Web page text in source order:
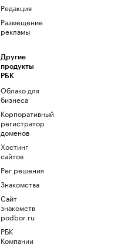
Редакция
Размещение
рекламы
Другие
продукты
РБК
Облако для
бизнеса
Корпоративный
регистратор
доменов
Хостинг
сайтов
Рег.решения
Знакомства
Сайт
знакомств
podbor.ru
РБК
Компании